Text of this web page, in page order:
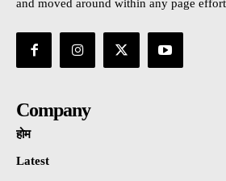
and moved around within any page
Company
होम
Latest